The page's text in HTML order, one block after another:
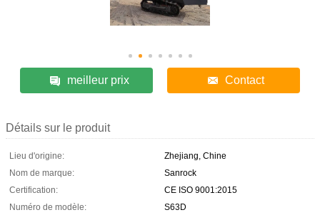
meilleur prix Contact
Détails sur le produit
Lieu d'origine:
Zhejiang, Chine
Nom de marque:
Sanrock
Certification:
CE ISO 9001:2015
Numéro de modèle:
S63D